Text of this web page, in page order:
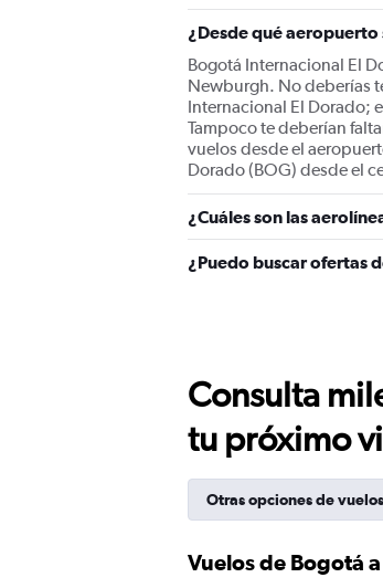
¿Desde qué
Bogotá Internacional El
Newburgh. No deberías
Internacional El Dorado;
Tampoco te deberían
vuelos desde el
Dorado (BOG) desde el
¿Cuáles son las
¿Puedo buscar ofertas
Consulta
tu próximo
Otras opciones de vuelos
Vuelos de Bogotá